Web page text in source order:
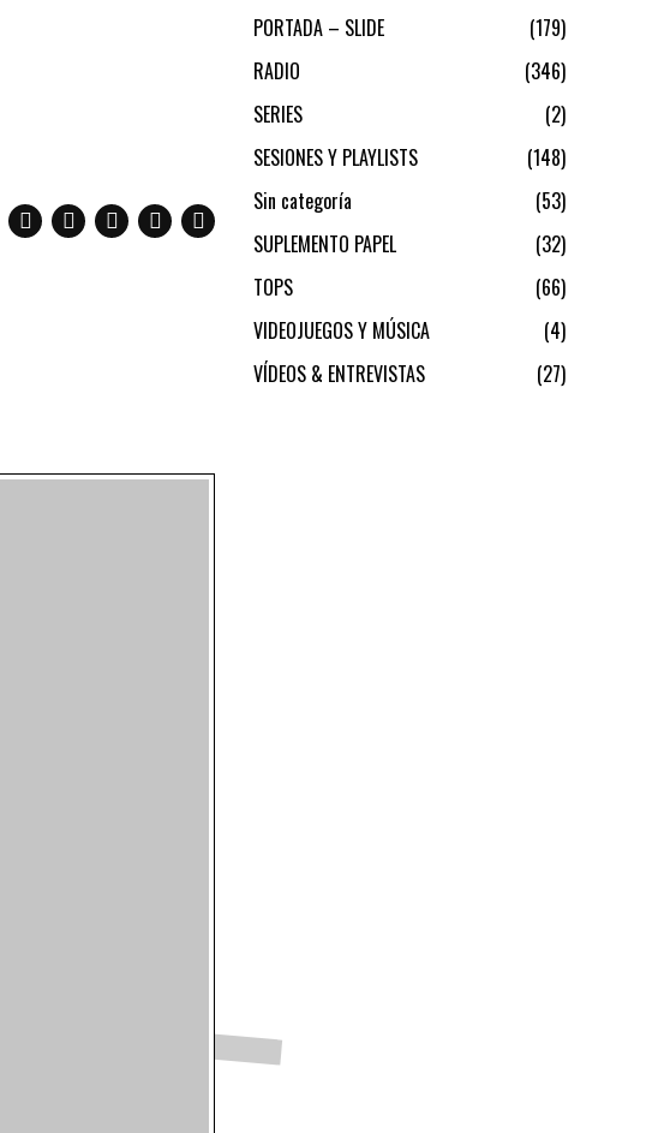
PORTADA – SLIDE
179
RADIO
346
SERIES
2
SESIONES Y PLAYLISTS
148
Sin categoría
53
SUPLEMENTO PAPEL
32
TOPS
66
VIDEOJUEGOS Y MÚSICA
4
VÍDEOS & ENTREVISTAS
27